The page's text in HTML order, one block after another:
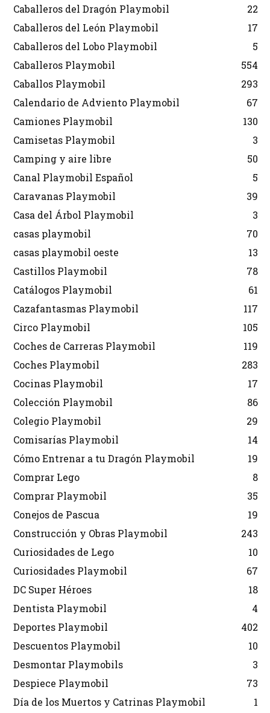
Caballeros del Dragón Playmobil
22
Caballeros del León Playmobil
17
Caballeros del Lobo Playmobil
5
Caballeros Playmobil
554
Caballos Playmobil
293
Calendario de Adviento Playmobil
67
Camiones Playmobil
130
Camisetas Playmobil
3
Camping y aire libre
50
Canal Playmobil Español
5
Caravanas Playmobil
39
Casa del Árbol Playmobil
3
casas playmobil
70
casas playmobil oeste
13
Castillos Playmobil
78
Catálogos Playmobil
61
Cazafantasmas Playmobil
117
Circo Playmobil
105
Coches de Carreras Playmobil
119
Coches Playmobil
283
Cocinas Playmobil
17
Colección Playmobil
86
Colegio Playmobil
29
Comisarías Playmobil
14
Cómo Entrenar a tu Dragón Playmobil
19
Comprar Lego
8
Comprar Playmobil
35
Conejos de Pascua
19
Construcción y Obras Playmobil
243
Curiosidades de Lego
10
Curiosidades Playmobil
67
DC Super Héroes
18
Dentista Playmobil
4
Deportes Playmobil
402
Descuentos Playmobil
10
Desmontar Playmobils
3
Despiece Playmobil
73
Día de los Muertos y Catrinas Playmobil
1